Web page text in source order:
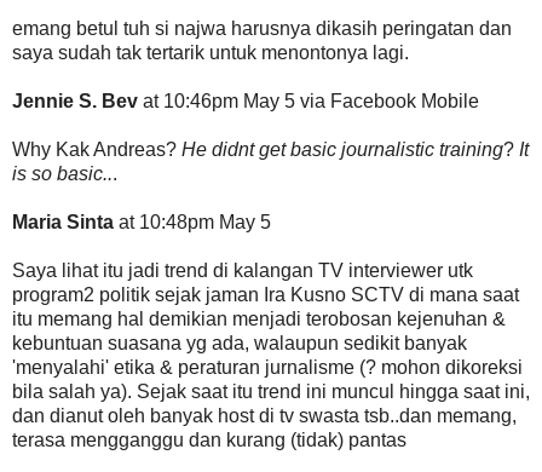
emang betul tuh si najwa harusnya dikasih peringatan dan
saya sudah tak tertarik untuk menontonya lagi.
Jennie S. Bev at 10:46pm May 5 via Facebook Mobile
Why Kak Andreas? He didnt get basic journalistic training? It
is so basic...
Maria Sinta at 10:48pm May 5
Saya lihat itu jadi trend di kalangan TV interviewer utk
program2 politik sejak jaman Ira Kusno SCTV di mana saat
itu memang hal demikian menjadi terobosan kejenuhan &
kebuntuan suasana yg ada, walaupun sedikit banyak
'menyalahi' etika & peraturan jurnalisme (? mohon dikoreksi
bila salah ya). Sejak saat itu trend ini muncul hingga saat ini,
dan dianut oleh banyak host di tv swasta tsb..dan memang,
terasa mengganggu dan kurang (tidak) pantas